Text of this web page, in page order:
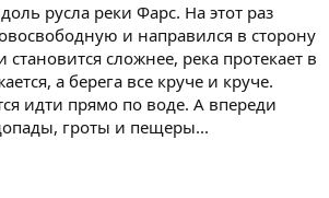
русла реки Фарс. На этот раз
и направился в сторону
становится сложнее, река протекает в
а берега все круче и круче.
идти прямо по воде. А впереди
гроты и пещеры...